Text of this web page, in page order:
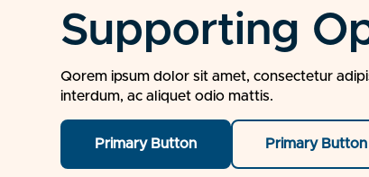
Supporting
Qorem ipsum dolor sit amet, consectetur
interdum, ac aliquet odio mattis.
Primary Button Primary Button